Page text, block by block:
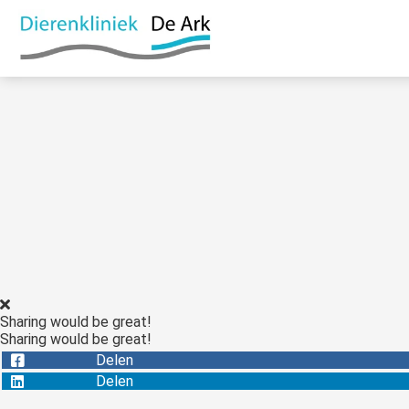
Sharing would be great!
Sharing would be great!
Delen
Delen